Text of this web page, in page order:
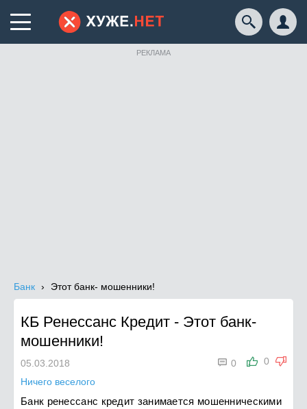
РЕКЛАМА
Банк Этот банк- мошенники!
КБ Ренессанс Кредит - Этот банк-
мошенники!
0
 0
05.03.2018
Ничего веселого
Банк ренессанс кредит занимается мошенническими